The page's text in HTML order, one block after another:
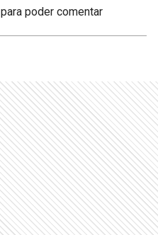
para poder comentar